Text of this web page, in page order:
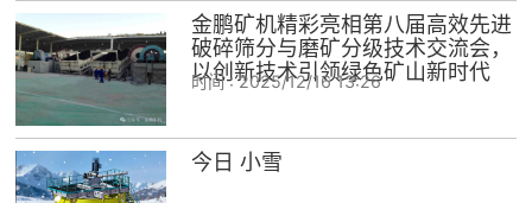
金鹏矿机精彩亮相第八届高效先进
破碎筛分与磨矿分级技术交流会，
以创新技术引领绿色矿山新时代
时间 :2025/12/16 13:26
今日 小雪